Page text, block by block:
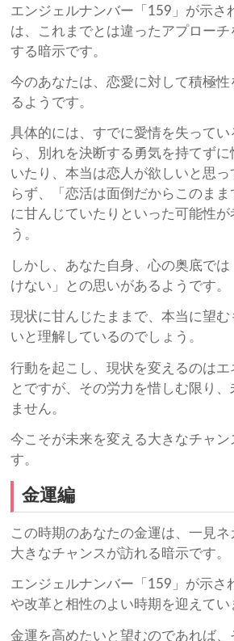
エンジェルナンバー「159」が示さ
は、これまでとは違ったアプロー
する暗示です。
今のあなたは、恋愛に対して積極
るようです。
具体的には、すでに愛情を失って
ら、別れを決断する勇気を持てず
いたり、本当は恋人が欲しいと思
らず、「恋活は面倒だからこのま
に甘んじていたりといった可能性が
う。
しかし、あなた自身、心の奥底で
けない」との思いがあるようです。
現状に甘んじたままで、本当に望
いと理解しているのでしょう。
行動を起こし、現状を変えるのはエ
とですが、その労力を惜しむ限り、
ません。
今こそが未来を変える大きなチャ
す。
金運編
この時期のあなたの金運は、一見ネ
大きなチャンスが訪れる暗示です。
エンジェルナンバー「159」が示さ
や改革と相性のよい時期を迎えてい
金運を高めたいと望むのであれば、